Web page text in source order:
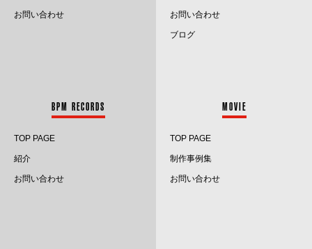
2023.11
2023.7
お問い合わせ お問い合わせ
ブログ
BPM RECORDS
TOP PAGE
紹介
お問い合わせ
MOVIE
TOP PAGE
制作事例集
お問い合わせ